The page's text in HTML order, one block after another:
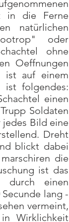
in die Ferne
natürlichen
oder
ohne
Oeffnungen
ist auf einem
ist folgendes:
einen
Soldaten
Bild eine
Dreht
blickt dabei
die
ist das
durch einen
lang -
vermeint,
Wirklichkeit